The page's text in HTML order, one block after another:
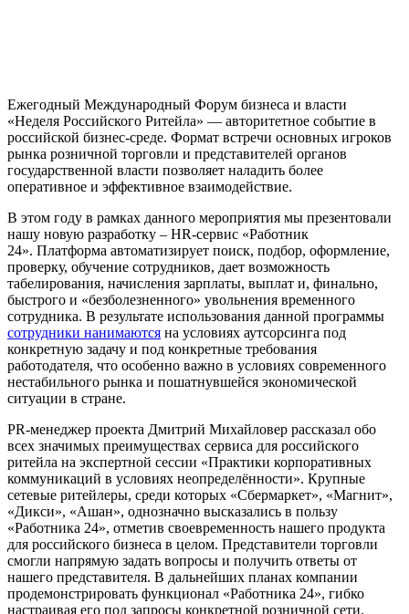
Ежегодный Международный Форум бизнеса и власти
«Неделя Российского Ритейла» — авторитетное событие в
российской бизнес-среде. Формат встречи основных игроков
рынка розничной торговли и представителей органов
государственной власти позволяет наладить более
оперативное и эффективное взаимодействие.
В этом году в рамках данного мероприятия мы презентовали
нашу новую разработку – HR-сервис «Работник
24». Платформа автоматизирует поиск, подбор, оформление,
проверку, обучение сотрудников, дает возможность
табелирования, начисления зарплаты, выплат и, финально,
быстрого и «безболезненного» увольнения временного
сотрудника. В результате использования данной программы
сотрудники нанимаются на условиях аутсорсинга под
конкретную задачу и под конкретные требования
работодателя, что особенно важно в условиях современного
нестабильного рынка и пошатнувшейся экономической
ситуации в стране.
PR-менеджер проекта Дмитрий Михайловер рассказал обо
всех значимых преимуществах сервиса для российского
ритейла на экспертной сессии «Практики корпоративных
коммуникаций в условиях неопределённости». Крупные
сетевые ритейлеры, среди которых «Сбермаркет», «Магнит»,
«Дикси», «Ашан», однозначно высказались в пользу
«Работника 24», отметив своевременность нашего продукта
для российского бизнеса в целом. Представители торговли
смогли напрямую задать вопросы и получить ответы от
нашего представителя. В дальнейших планах компании
продемонстрировать функционал «Работника 24», гибко
настраивая его под запросы конкретной розничной сети.